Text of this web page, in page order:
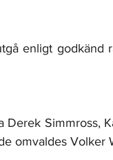
enligt godkänd
Simmross,
omvaldes Volker